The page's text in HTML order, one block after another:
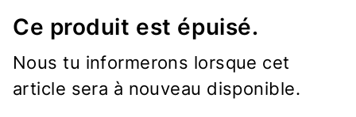
Ce produit est épuisé.
Nous tu informerons lorsque cet
article sera à nouveau disponible.